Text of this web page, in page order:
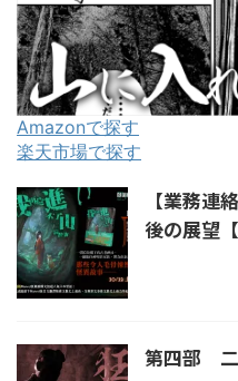
Amazonで探す
楽天市場で探す
【業務連
後の展望
第四部